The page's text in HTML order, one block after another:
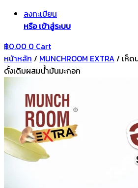
ลงทะเบียน
หรือ เข้าสู่ระบบ
฿0.00 0 Cart
หน้าหลัก / MUNCHROOM EXTRA/ เห็ด
ดั้งเดิมผสมน้ำมันมะกอก